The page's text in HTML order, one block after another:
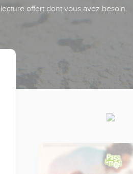
offert dont vous avez besoin.